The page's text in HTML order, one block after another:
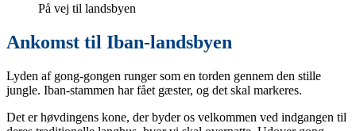
På vej til landsbyen
Ankomst til Iban-landsbyen
Lyden af gong-gongen runger som en torden gennem den stille
jungle. Iban-stammen har fået gæster, og det skal markeres.
Det er høvdingens kone, der byder os velkommen ved indgangen til